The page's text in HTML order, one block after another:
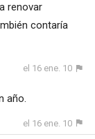
renovar
contaría
el 16 ene. 10
año.
el 16 ene. 10